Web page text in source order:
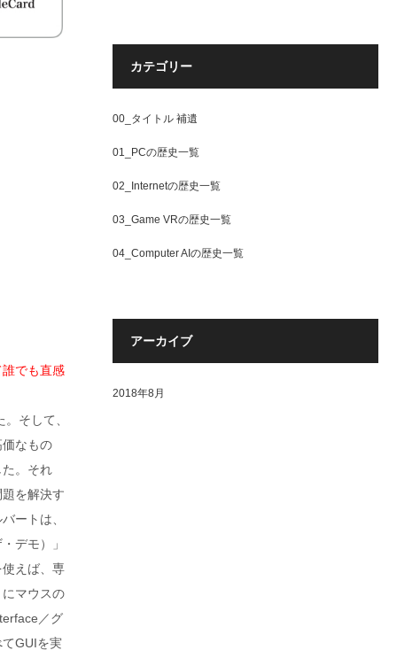
でも直感
。そして、
価なもの
。それ
を解決す
ートは、
デモ）」
えば、専
マウスの
／グ
GUIを実
カテゴリー
00_タイトル 補遺
01_PCの歴史一覧
02_Internetの歴史一覧
03_Game VRの歴史一覧
04_Computer AIの歴史一覧
アーカイブ
2018年8月